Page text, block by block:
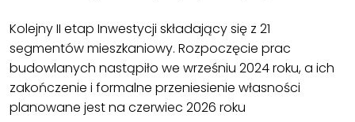
Kolejny II etap Inwestycji składający się z 21
segmentów mieszkaniowy. Rozpoczęcie prac
budowlanych nastąpiło we wrześniu 2024 roku, a ich
zakończenie i formalne przeniesienie własności
planowane jest na czerwiec 2026 roku